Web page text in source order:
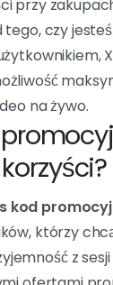
]
Co
to system
wideo na
zniżek,
przy
tego, czy jesteś